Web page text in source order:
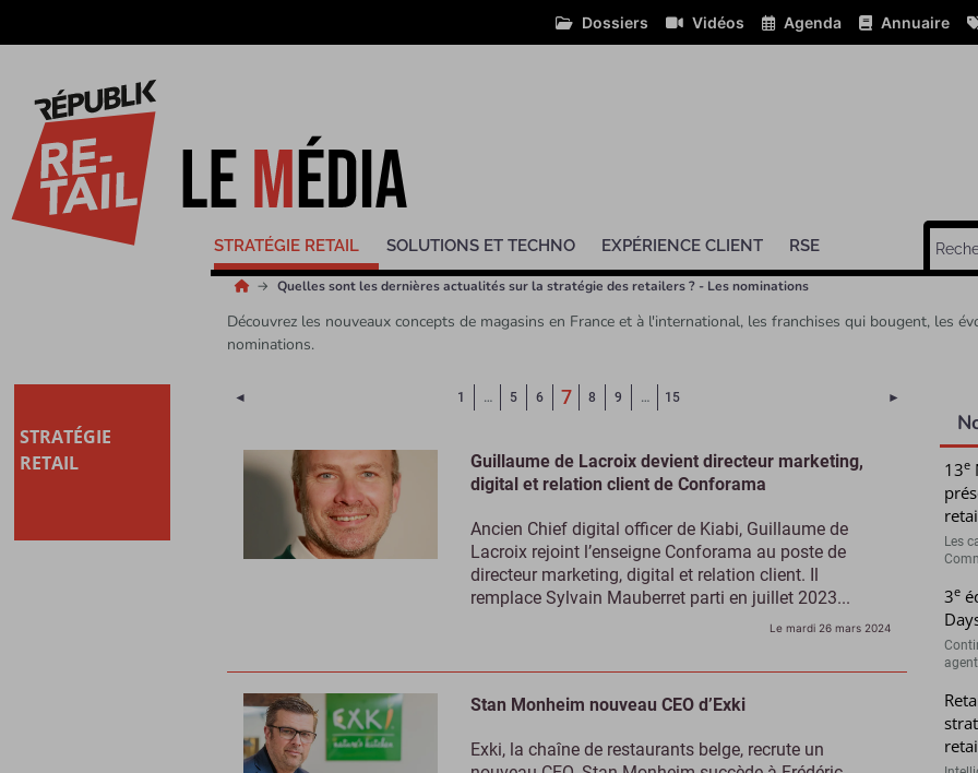
Dossiers Vidéos Agenda Annuaire
STRATÉGIE RETAIL SOLUTIONS ET TECHNO EXPÉRIENCE CLIENT RSE
Quelles sont les dernières actualités sur la stratégie des retailers ? - Les nominations
Découvrez les nouveaux concepts de magasins en France et à l'international, les franchises qui bougent, les
nominations.
STRATÉGIE
RETAIL
◄ 1 … 5 6 7(Page courante)
8 9 … 15 ►
Guillaume de Lacroix devient directeur marketing,
digital et relation client de Conforama
Ancien Chief digital officer de Kiabi, Guillaume de
Lacroix rejoint l’enseigne Conforama au poste de
directeur marketing, digital et relation client. Il
remplace Sylvain Mauberret parti en juillet 2023...
Le mardi 26 mars 2024
Stan Monheim nouveau CEO d’Exki
Exki, la chaîne de restaurants belge, recrute un
13e
Les
3e